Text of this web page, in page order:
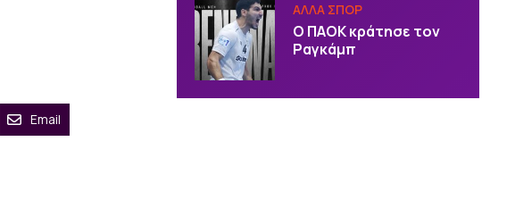
Email
ΑΛΛΑ ΣΠΟΡ
Ο ΠΑΟΚ κράτησε τον
Ραγκάμπ